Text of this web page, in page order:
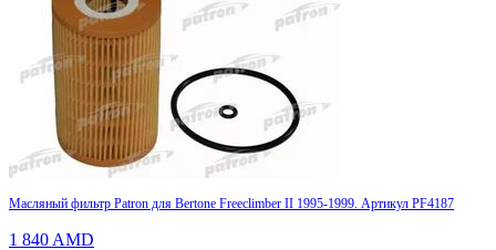
Масляный фильтр Patron для Bertone Freeclimber II 1995-1999. Артикул PF4187
1 840 AMD